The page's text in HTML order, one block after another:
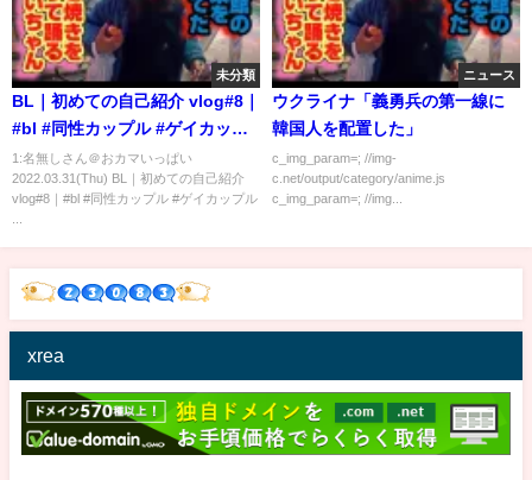
未分類
BL｜初めての自己紹介 vlog#8｜
#bl #同性カップル #ゲイカップ
ル #ゲイ #モーニングルーティン
1:名無しさん＠おカマいっぱい
2022.03.31(Thu) BL｜初めての自己紹介
vlog#8｜#bl #同性カップル #ゲイカップル
ニュース
ウクライナ「義勇兵の第一線に
韓国人を配置した」
c_img_param=; //img-
c.net/output/category/anime.js
c_img_param=; //img...
xrea